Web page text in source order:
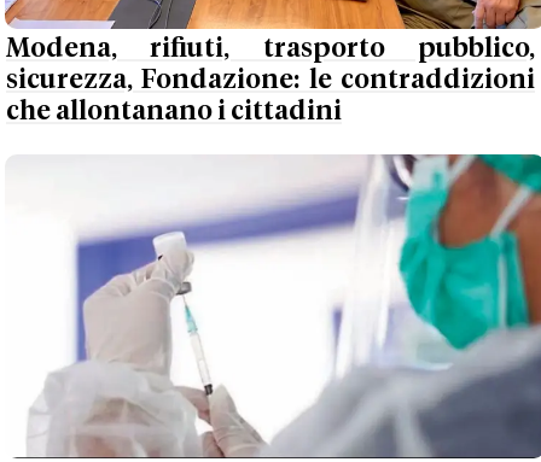
Modena, rifiuti, trasporto pubblico,
sicurezza, Fondazione: le contraddizioni
che allontanano i cittadini